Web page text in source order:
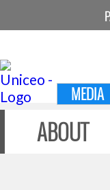
MEDIA
ABOUT